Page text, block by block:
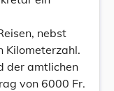
nebst
Kilometerzahl.
der amtlichen
von 6000 Fr.